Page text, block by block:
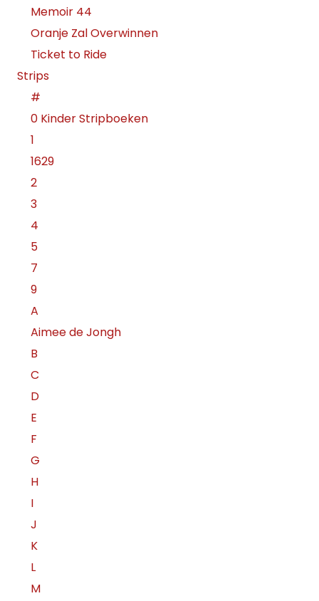
Memoir 44
Oranje Zal Overwinnen
Ticket to Ride
Strips
#
0 Kinder Stripboeken
1
1629
2
3
4
5
7
9
A
Aimee de Jongh
B
C
D
E
F
G
H
I
J
K
L
M